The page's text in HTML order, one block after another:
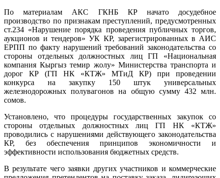
По материалам АКС ГКНБ КР начато досудебное
производство по признакам преступлений, предусмотренных
ст.234 «Нарушение порядка проведения публичных торгов,
аукционов и тендеров» УК КР, зарегистрированных в АИС
ЕРПП по факту нарушений требований законодательства со
стороны отдельных должностных лиц ГП «Национальная
компания Кыргыз темир жолу» Министерства транспорта и
дорог КР (ГП НК «КТЖ» МТиД КР) при проведении
конкурса на закупку 150 штук универсальных
железнодорожных полувагонов на общую сумму 432 млн.
сомов.
Установлено, что процедуры государственных закупок со
стороны отдельных должностных лиц ГП НК «КТЖ»
проводились с нарушениями действующего законодательства
КР, без обеспечения принципов экономичности и
эффективности использования бюджетных средств.
В результате чего заявки других участников и коммерческие